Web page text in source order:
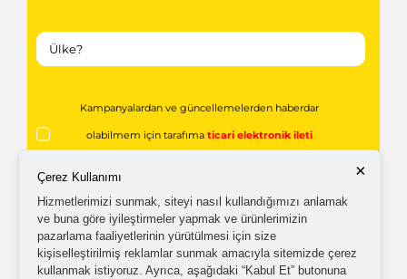
Kampanyalardan ve güncellemelerden haberdar
olabilmem için tarafımaticari elektronik ileti
Kişisel verilerimin işlenmesine yönelikaydınlatma ve
açık rıza metni 'ni okudum,onaylıyorum.
×
Çerez Kullanımı
Hizmetlerimizi sunmak, siteyi nasıl kullandığımızı anlamak
ve buna göre iyileştirmeler yapmak ve ürünlerimizin
pazarlama faaliyetlerinin yürütülmesi için size
kişiselleştirilmiş reklamlar sunmak amacıyla sitemizde çerez
kullanmak istiyoruz. Ayrıca, aşağıdaki “Kabul Et” butonuna